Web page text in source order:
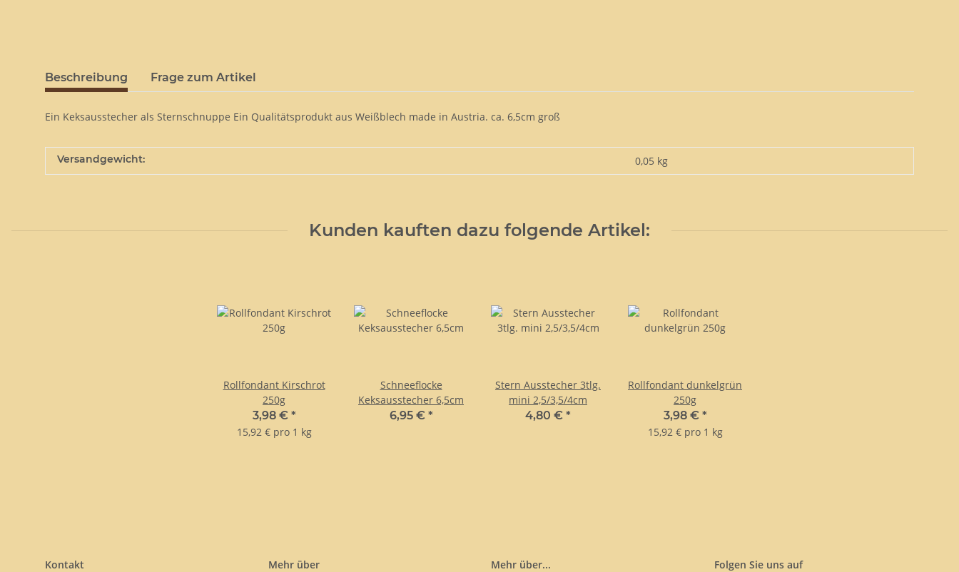
Beschreibung Frage zum Artikel
Ein Keksausstecher als Sternschnuppe Ein Qualitätsprodukt aus Weißblech made in Austria. ca. 6,5cm groß
Versandgewicht: 0,05 kg
Kunden kauften dazu folgende Artikel:
Rollfondant Kirschrot
250g
3,98 € *
15,92 € pro 1 kg
Schneeflocke
Keksausstecher 6,5cm
6,95 € *
Stern Ausstecher 3tlg.
mini 2,5/3,5/4cm
4,80 € *
Rollfondant dunkelgrün
250g
3,98 € *
15,92 € pro 1 kg
Kontakt Mehr über Mehr über... Folgen Sie uns auf